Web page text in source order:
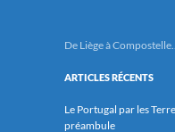
De Liège à
ARTICLES RÉCENTS
Le Portugal par les
préambule